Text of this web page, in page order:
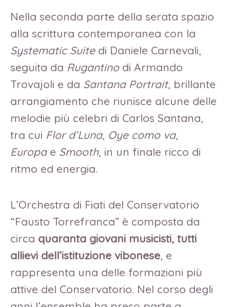
Nella seconda parte della serata spazio
alla scrittura contemporanea con la
Systematic Suitedi Daniele Carnevali,
seguita da Rugantinodi Armando
Trovajoli e da Santana Portrait, brillante
arrangiamento che riunisce alcune delle
melodie più celebri di Carlos Santana,
tra cui Flor d’Luna, Oye como va,
Europae Smooth, in un finale ricco di
ritmo ed energia.
L’Orchestra di Fiati del Conservatorio
“Fausto Torrefranca” è composta da
circa quaranta giovani musicisti, tutti
allievi dell’istituzione vibonese, e
rappresenta una delle formazioni più
attive del Conservatorio. Nel corso degli